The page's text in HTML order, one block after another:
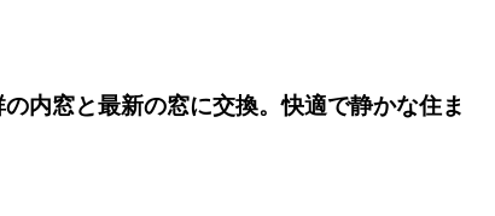
内窓と最新の窓に交換。快適で静かな住ま